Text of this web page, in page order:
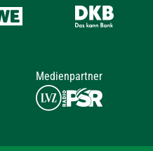
Medienpartner